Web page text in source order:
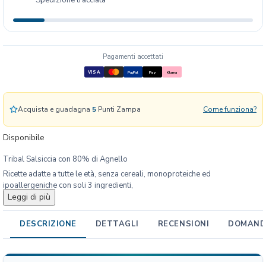
Disponibile
Tribal Salsiccia con 80% di Agnello
Ricette adatte a tutte le età, senza cereali, monoproteiche ed
ipoallergeniche con soli 3 ingredienti,
perfette anche per una somministrazione con gli alimenti Tribal Fresh
Pressed.
Confezionati in salamotti da 750 g
Leggi di più
S
a
l
i
o
t
c
o
n
A
g
n
e
l
Acquista e guadagna 5 Punti Zampa Come funziona?
Pagamenti accettati
VISA PayPal Pay Klarna
DESCRIZIONE DETTAGLI RECENSIONI